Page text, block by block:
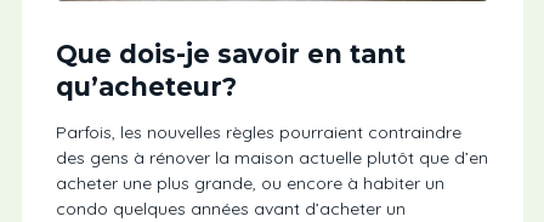
Que dois-je savoir en tant
qu’acheteur?
Parfois, les nouvelles règles pourraient contraindre
des gens à rénover la maison actuelle plutôt que d’en
acheter une plus grande, ou encore à habiter un
condo quelques années avant d’acheter un